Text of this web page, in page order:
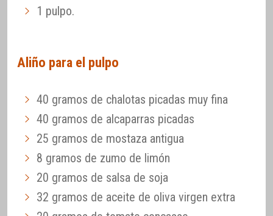
1 pulpo.
Aliño para el pulpo
40 gramos de chalotas picadas muy fina
40 gramos de alcaparras picadas
25 gramos de mostaza antigua
8 gramos de zumo de limón
20 gramos de salsa de soja
32 gramos de aceite de oliva virgen extra